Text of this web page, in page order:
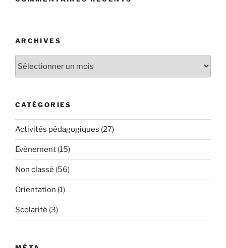
ARCHIVES
CATÉGORIES
Activités pédagogiques (27)
Evènement (15)
Non classé (56)
Orientation (1)
Scolarité (3)